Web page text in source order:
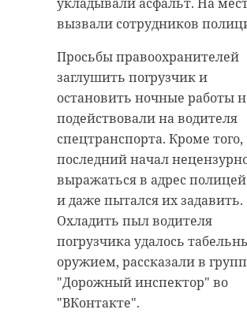
вызвали сотрудников
Просьбы правоохранителей
заглушить погрузчик и
остановить ночные работы
подействовали на водителя
спецтранспорта. Кроме того,
последний начал
выражаться в адрес
и даже пытался их задавить.
Охладить пыл водителя
погрузчика удалось
оружием, рассказали в
"Дорожный инспектор" во
"ВКонтакте".
комитета, обвиняемый
пулей для пневматического
пистолета. Девушка в этот
отдыхала на детской
Пострадавшую доставили в
больницу. Подозреваемого
задержали по горячим
предъявлено обвинение.
вопрос об избрании меры
пресечения в виде
под стражу.
Фото: Следственный комитет
"Послание как ритуал",
"Письмена, коды, шифры"»,
"Сплетни, слухи,
"Вести из космоса",
"Сигнал" и "Цифровой мир".
На выставке представлены
произведения разных эпох,
древнерусского искусства до
стрит-арта. Посетители смогут
увидеть шедевры Ивана
Айвазовского, Ильи Репина,
Ореста Кипренского, а также
работы современных